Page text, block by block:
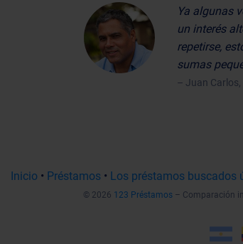
Ya algunas
un interés
repetirse,
sumas
– Juan Carlos,
Inicio • Préstamos • Los préstamos buscados
© 2026 123 Préstamos – Comparación